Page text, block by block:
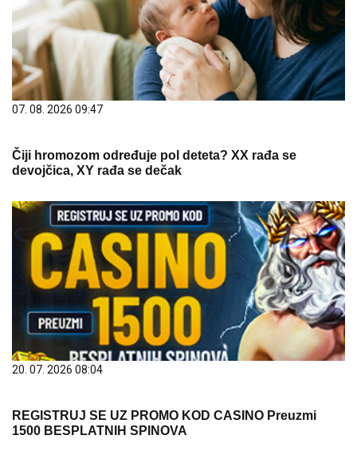
07. 08. 2026 09:47
Čiji hromozom određuje pol deteta? XX rađa se
devojčica, XY rađa se dečak
20. 07. 2026 08:04
REGISTRUJ SE UZ PROMO KOD CASINO Preuzmi
1500 BESPLATNIH SPINOVA